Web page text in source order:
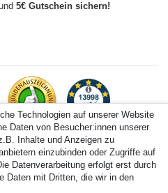
5€ Gutschein sichern!
Technologien auf unserer Website
Daten von Besucher:innen unserer
Inhalte und Anzeigen zu
einzubinden oder Zugriffe auf
Datenverarbeitung erfolgt erst durch
Daten mit Dritten, die wir in den